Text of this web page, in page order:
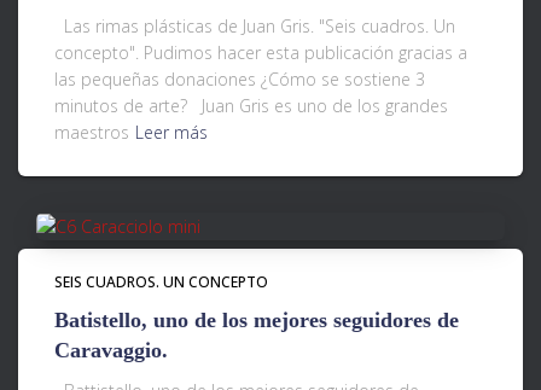
Las rimas plásticas de Juan Gris. "Seis cuadros. Un
concepto". Pudimos hacer esta publicación gracias a
las pequeñas donaciones ¿Cómo se sostiene 3
minutos de arte? Juan Gris es uno de los grandes
maestros Leer más
SEIS CUADROS. UN CONCEPTO
Batistello, uno de los mejores seguidores de
Caravaggio.